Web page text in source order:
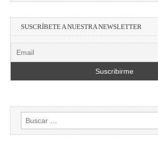
SUSCRÍBETE A NUESTRA NEWSLETTER
Buscar: